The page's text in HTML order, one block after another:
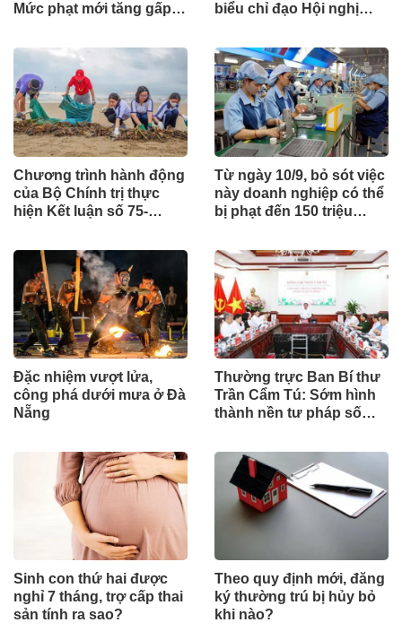
Mức phạt mới tăng gấp
biểu chỉ đạo Hội nghị
Chương trình hành động
của Bộ Chính trị thực
hiện Kết luận số 75-
Từ ngày 10/9, bỏ sót việc
này doanh nghiệp có thể
bị phạt đến 150 triệu
Đặc nhiệm vượt lửa,
công phá dưới mưa ở Đà
Nẵng
Thường trực Ban Bí thư
Trần Cẩm Tú: Sớm hình
thành nền tư pháp số
Sinh con thứ hai được
nghỉ 7 tháng, trợ cấp thai
sản tính ra sao?
Theo quy định mới, đăng
ký thường trú bị hủy bỏ
khi nào?